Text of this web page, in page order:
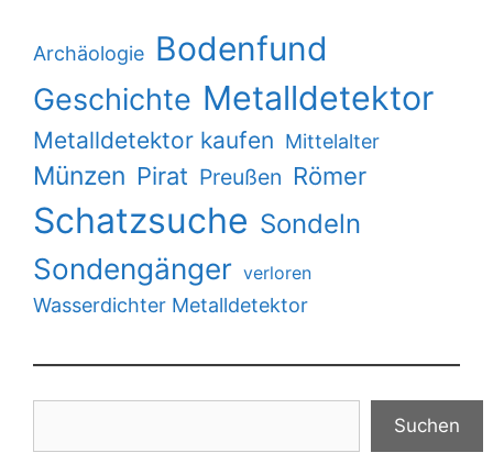
Archäologie Bodenfund
Geschichte Metalldetektor
Metalldetektor kaufen Mittelalter
Münzen Pirat Preußen Römer
Schatzsuche Sondeln
Sondengänger verloren
Wasserdichter Metalldetektor
Suchen